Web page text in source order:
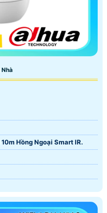
Nhà
Hồng Ngoại Smart IR.